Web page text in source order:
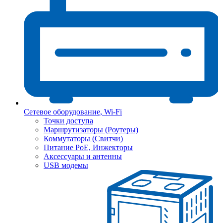
Сетевое оборудование, Wi-Fi
Точки доступа
Маршрутизаторы (Роутеры)
Коммутаторы (Свитчи)
Питание PoE, Инжекторы
Аксессуары и антенны
USB модемы